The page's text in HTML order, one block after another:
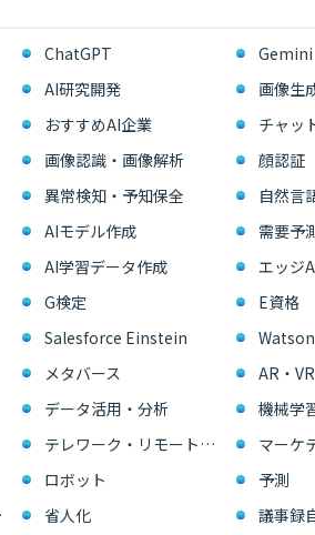
ChatGPT
Gemini
AI研究開発
画像生
おすすめAI企業
チャッ
画像認識・画像解析
顔認証
異常検知・予知保全
自然言
AIモデル作成
AI学習データ作成
エッジ
G検定
E資格
Salesforce Einstein
Watson
メタバース
データ活用・分析
機械学
テレワーク・リモートワーク
ロボット
予測
ス 省人化 議事録